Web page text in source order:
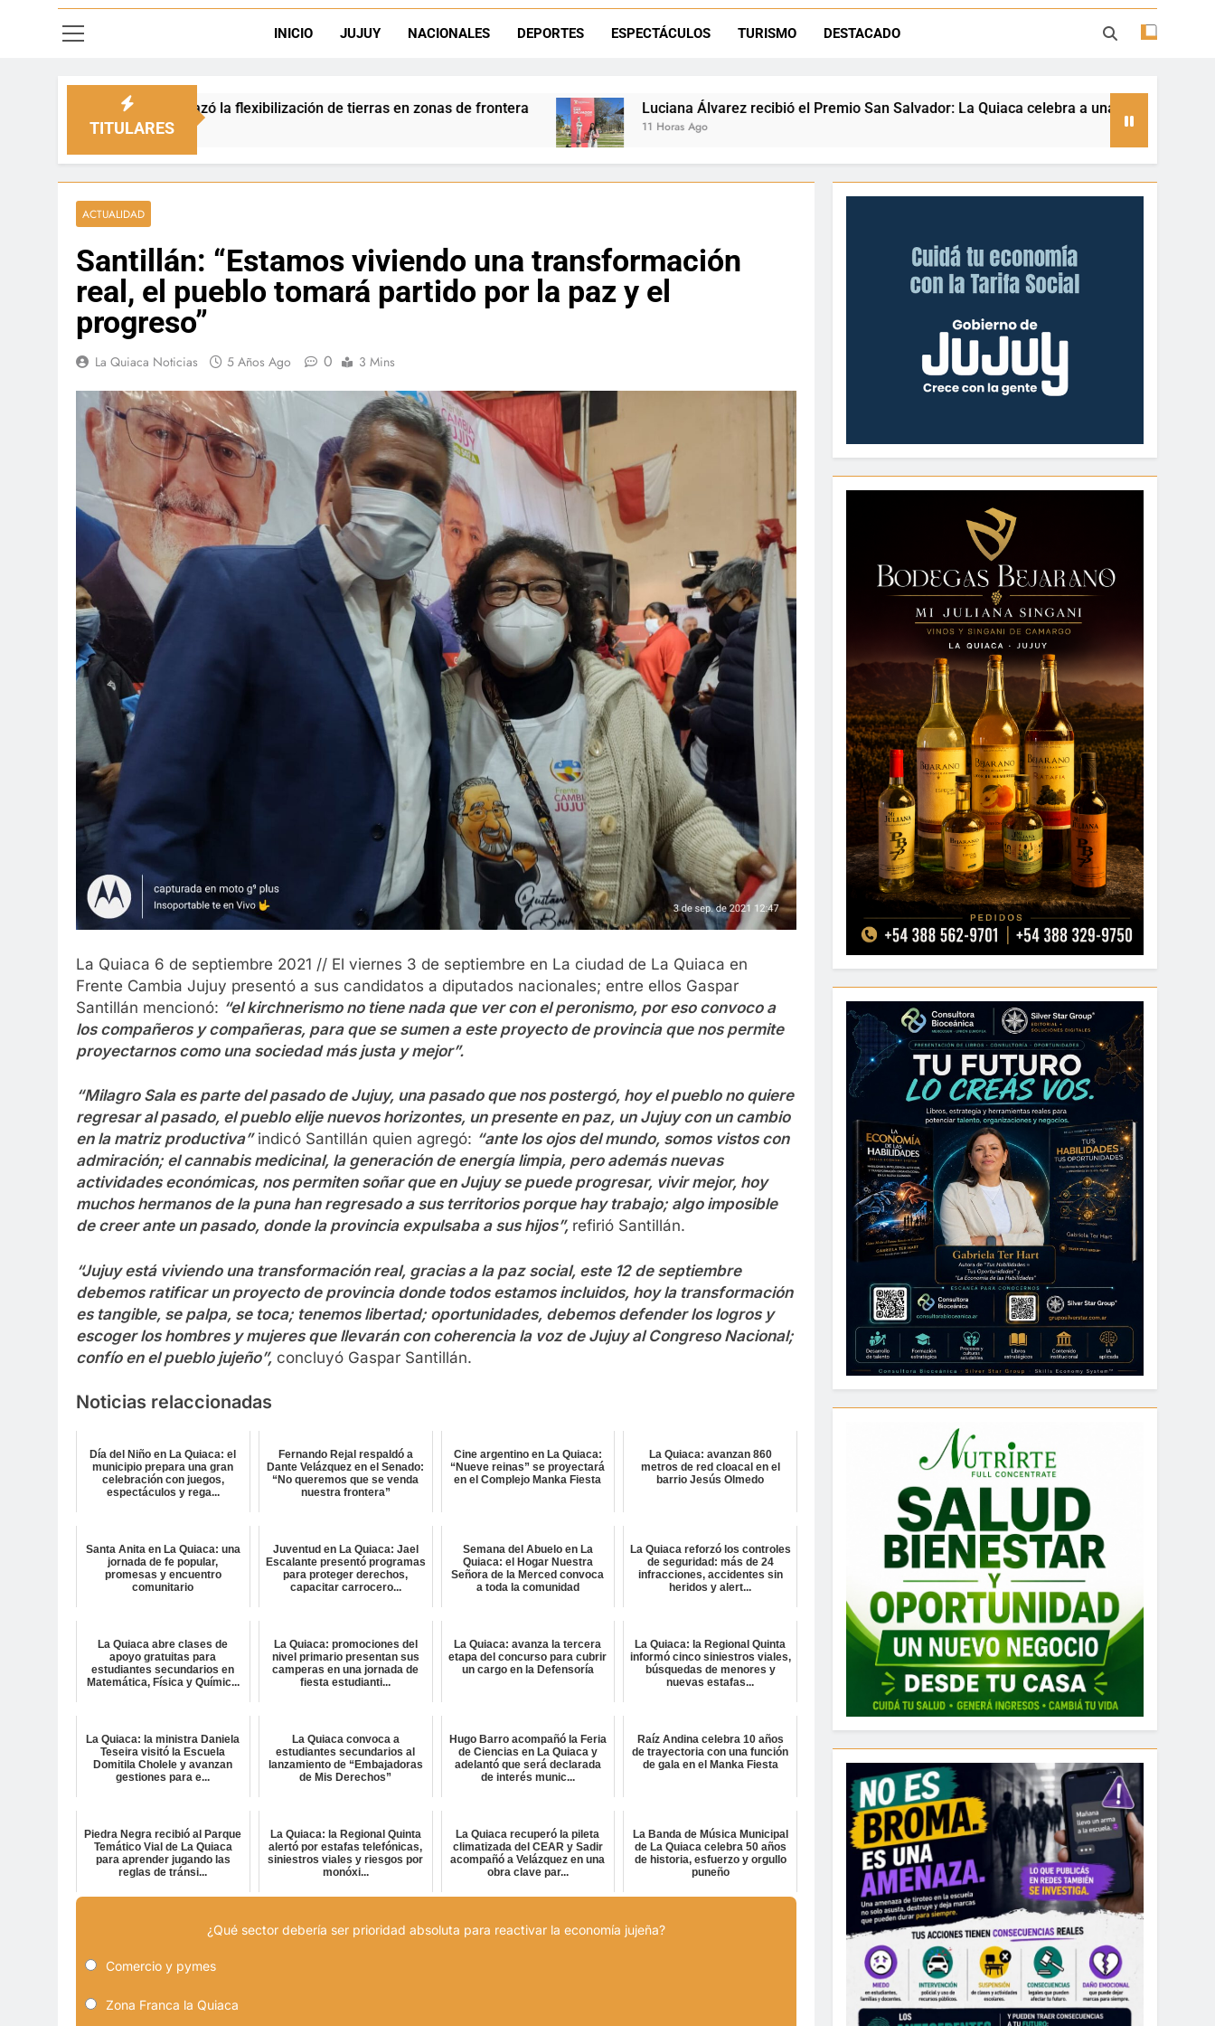
Natación inclusiva en La Quiaca: Celia Zenteno destacó el crecimiento deportivo y el valor de aprender a
INICIO JUJUY NACIONALES DEPORTES ESPECTÁCULOS TURISMO DESTACADO
TITULARES
la flexibilización de tierras en zonas de frontera Luciana Álvarez recibió el Premio San Salvador: La Quiaca celebra a una referente nacional del taekwondo
ACTUALIDAD
Santillán: “Estamos viviendo una transformación
real, el pueblo tomará partido por la paz y el
progreso”
La Quiaca Noticias 5 Años Ago 0 3 Mins
La Quiaca 6 de septiembre 2021 // El viernes 3 de septiembre en La ciudad de La Quiaca en
Frente Cambia Jujuy presentó a sus candidatos a diputados nacionales; entre ellos Gaspar
Santillán mencionó: “el kirchnerismo no tiene nada que ver con el peronismo, por eso convoco a
los compañeros y compañeras, para que se sumen a este proyecto de provincia que nos permite
proyectarnos como una sociedad más justa y mejor”.
“Milagro Sala es parte del pasado de Jujuy, una pasado que nos postergó, hoy el pueblo no quiere
regresar al pasado, el pueblo elije nuevos horizontes, un presente en paz, un Jujuy con un cambio
en la matriz productiva”indicó Santillán quien agregó: “ante los ojos del mundo, somos vistos con
admiración; el cannabis medicinal, la generación de energía limpia, pero además nuevas
actividades económicas, nos permiten soñar que en Jujuy se puede progresar, vivir mejor, hoy
muchos hermanos de la puna han regresado a sus territorios porque hay trabajo; algo imposible
de creer ante un pasado, donde la provincia expulsaba a sus hijos”, refirió Santillán.
“Jujuy está viviendo una transformación real, gracias a la paz social, este 12 de septiembre
debemos ratificar un proyecto de provincia donde todos estamos incluidos, hoy la transformación
es tangible, se palpa, se toca; tenemos libertad; oportunidades, debemos defender los logros y
escoger los hombres y mujeres que llevarán con coherencia la voz de Jujuy al Congreso Nacional;
confío en el pueblo jujeño”, concluyó Gaspar Santillán.
Noticias relaccionadas
Día del Niño en La Quiaca: el
municipio prepara una gran
celebración con juegos,
espectáculos y rega...
Fernando Rejal respaldó a
Dante Velázquez en el Senado:
“No queremos que se venda
nuestra frontera”
Cine argentino en La Quiaca:
“Nueve reinas” se proyectará
en el Complejo Manka Fiesta
La Quiaca: avanzan 860
metros de red cloacal en el
barrio Jesús Olmedo
Santa Anita en La Quiaca: una
jornada de fe popular,
promesas y encuentro
comunitario
Juventud en La Quiaca: Jael
Escalante presentó programas
para proteger derechos,
capacitar carrocero...
Semana del Abuelo en La
Quiaca: el Hogar Nuestra
Señora de la Merced convoca
a toda la comunidad
La Quiaca reforzó los controles
de seguridad: más de 24
infracciones, accidentes sin
heridos y alert...
La Quiaca abre clases de
apoyo gratuitas para
estudiantes secundarios en
Matemática, Física y Químic...
La Quiaca: promociones del
nivel primario presentan sus
camperas en una jornada de
fiesta estudianti...
La Quiaca: avanza la tercera
etapa del concurso para cubrir
un cargo en la Defensoría
La Quiaca: la Regional Quinta
informó cinco siniestros viales,
búsquedas de menores y
nuevas estafas...
La Quiaca: la ministra Daniela
Teseira visitó la Escuela
Domitila Cholele y avanzan
gestiones para e...
La Quiaca convoca a
estudiantes secundarios al
lanzamiento de “Embajadoras
de Mis Derechos”
Hugo Barro acompañó la Feria
de Ciencias en La Quiaca y
adelantó que será declarada
de interés munic...
Raíz Andina celebra 10 años
de trayectoria con una función
de gala en el Manka Fiesta
Piedra Negra recibió al Parque
Temático Vial de La Quiaca
para aprender jugando las
reglas de tránsi...
La Quiaca: la Regional Quinta
alertó por estafas telefónicas,
siniestros viales y riesgos por
monóxi...
La Quiaca recuperó la pileta
climatizada del CEAR y Sadir
acompañó a Velázquez en una
obra clave par...
La Banda de Música Municipal
de La Quiaca celebra 50 años
de historia, esfuerzo y orgullo
puneño
¿Qué sector debería ser prioridad absoluta para reactivar la economía jujeña?
Comercio y pymes
Zona Franca la Quiaca